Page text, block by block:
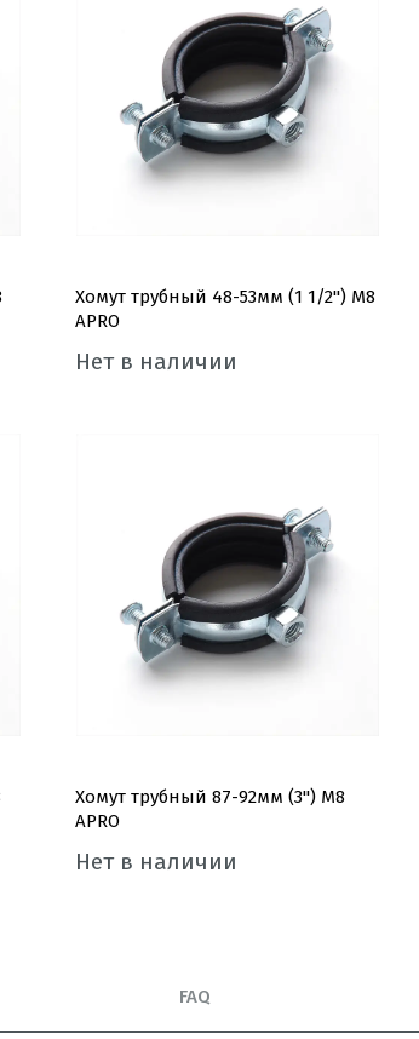
Хомут трубный 48-53мм (1 1/2'') М8
APRO
Нет в наличии
Хомут трубный 87-92мм (3'') М8
APRO
Нет в наличии
FAQ